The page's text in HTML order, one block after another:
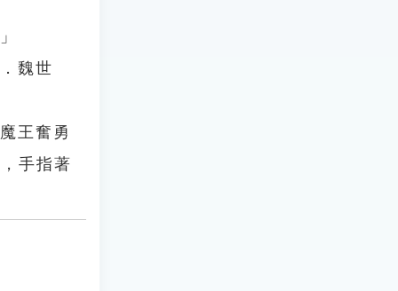
魏世
王奮勇
手指著